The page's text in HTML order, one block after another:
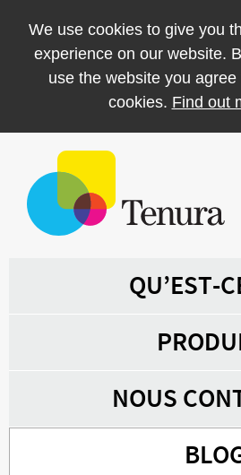
We use cookies to give you
experience on our website.
use the website you
cookies. Find out
QU’EST-
NOUS